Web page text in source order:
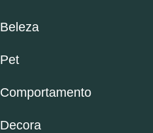
Beleza
Pet
Comportamento
Decora